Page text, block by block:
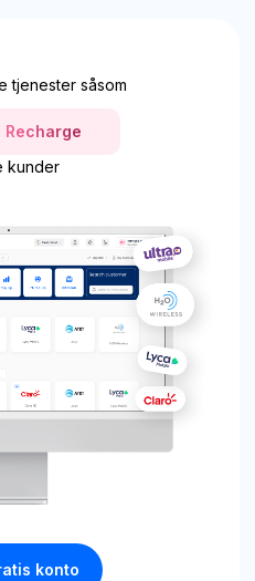
tjenester såsom
Recharge
kunder
konto